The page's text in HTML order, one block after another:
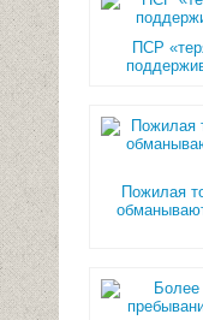
ПСР
Пожилая